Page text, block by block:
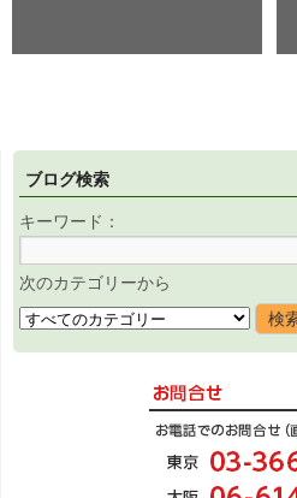
ブログ検索
キーワード：
次のカテゴリーから